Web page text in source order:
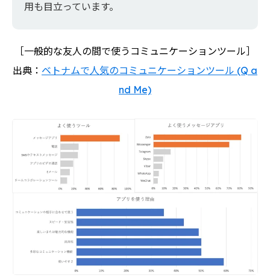
用も目立っています。
［一般的な友人の間で使うコミュニケーションツール］
出典： ベトナムで人気のコミュニケーションツール (Q a
nd Me)